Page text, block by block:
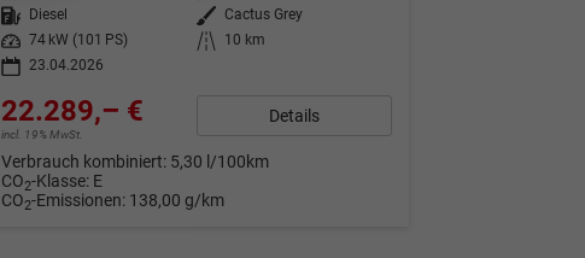
Kraftstoff
Diesel Außenfarbe Cactus Grey
Leistung
74 kW (101 PS) Kilometerstand
10 km
23.04.2026
22.289,– €
incl. 19% MwSt.
Details
Verbrauch kombiniert: 5,30 l/100km
CO2-Klasse: E
CO2-Emissionen: 138,00 g/km